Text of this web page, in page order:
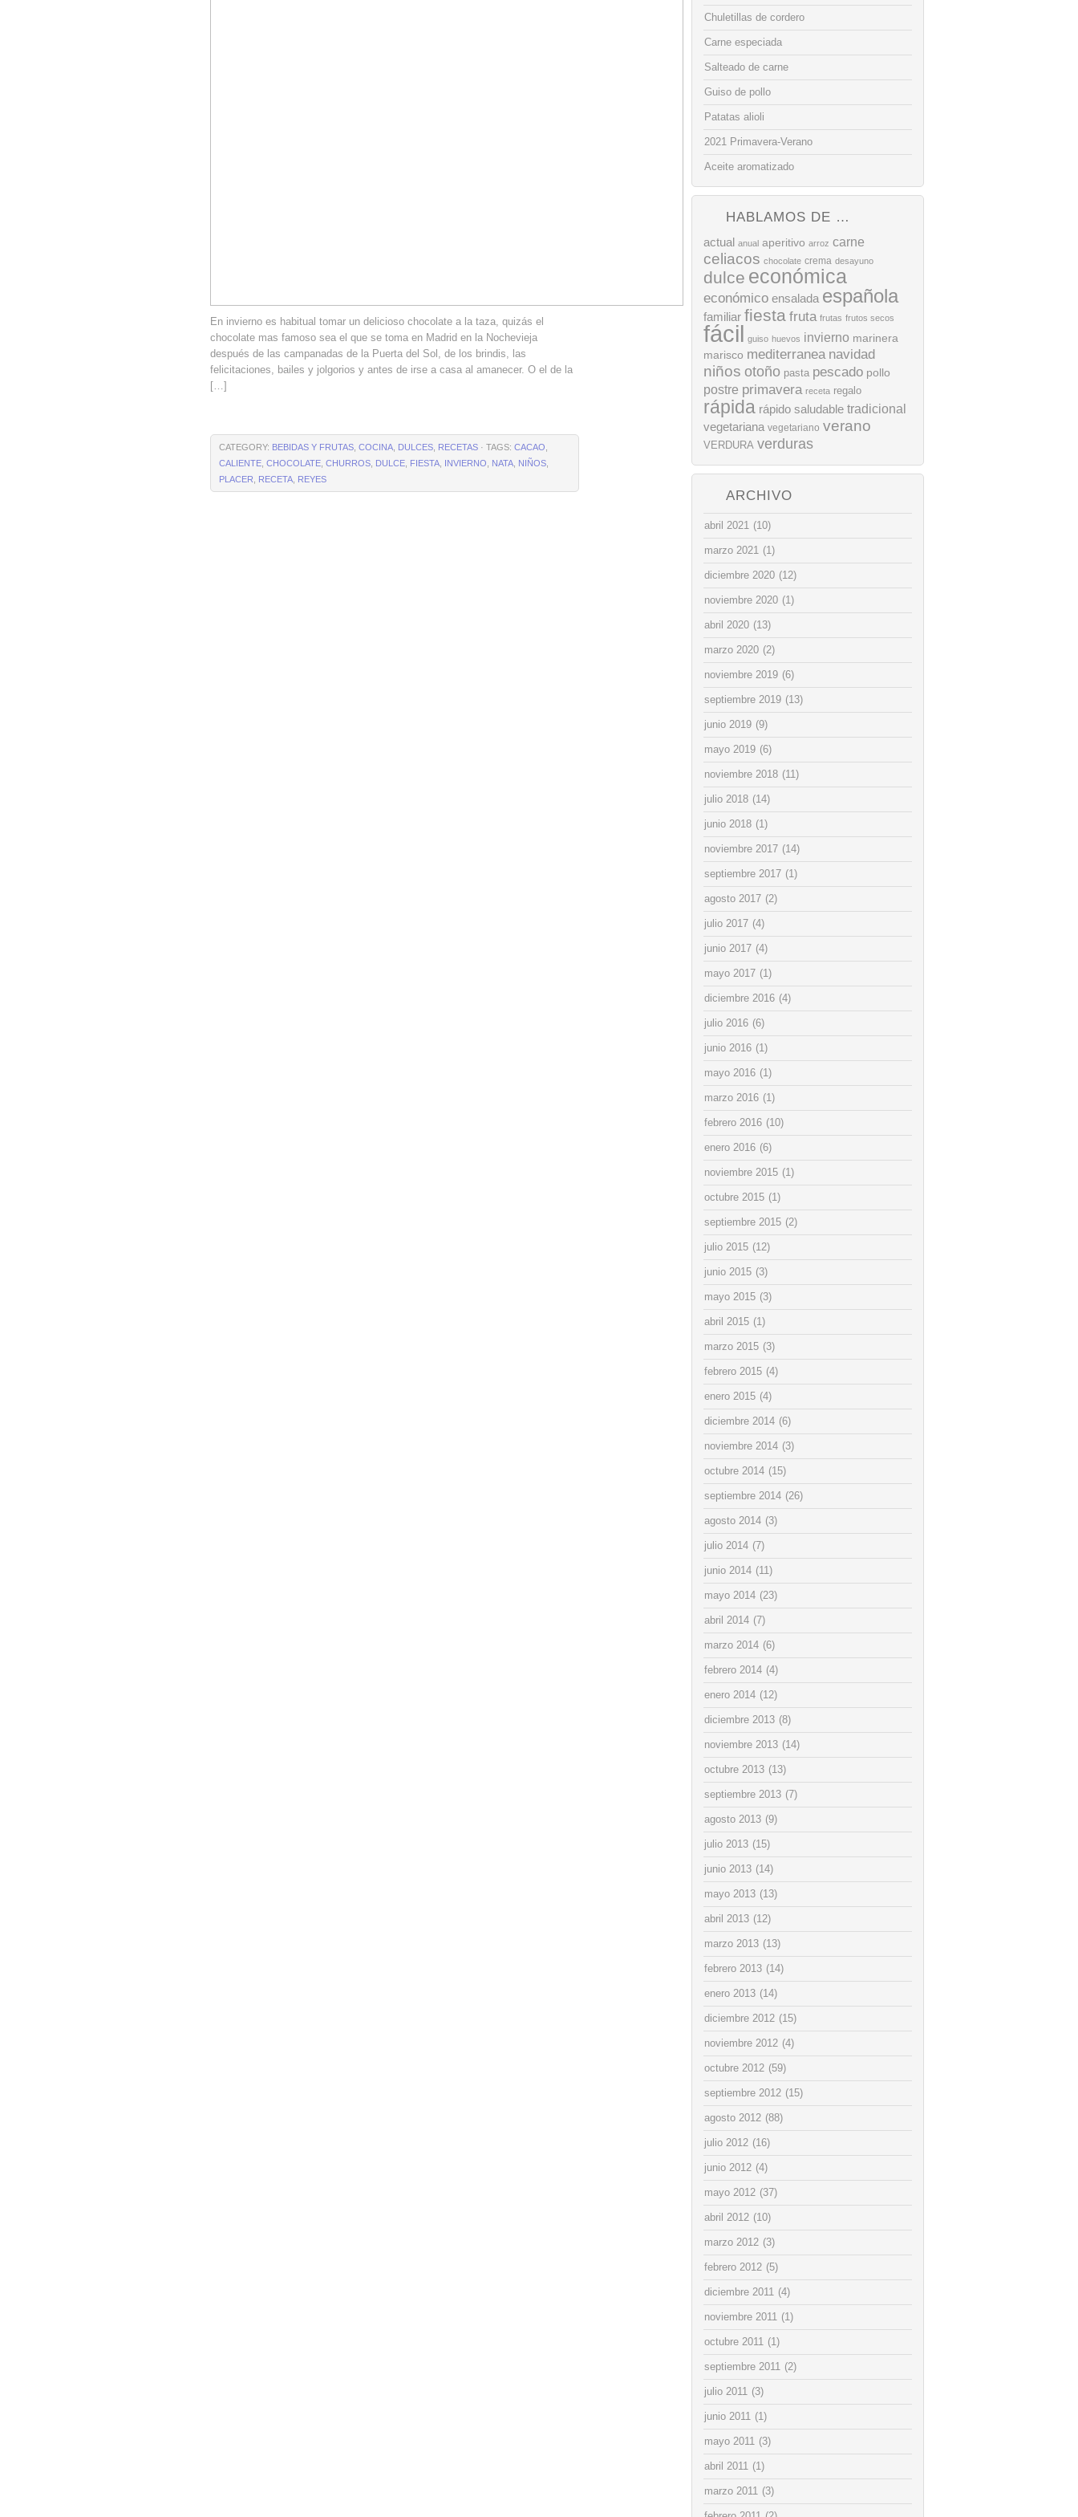
En invierno es habitual tomar un delicioso chocolate a la taza, quizás el
chocolate mas famoso sea el que se toma en Madrid en la Nochevieja
después de las campanadas de la Puerta del Sol, de los brindis, las
felicitaciones, bailes y jolgorios y antes de irse a casa al amanecer. O el de la
[…]
CATEGORY: BEBIDAS Y FRUTAS COCINA DULCES RECETAS · TAGS: CACAO
CALIENTE CHOCOLATE CHURROS DULCE FIESTA INVIERNO NATA NIÑOS
PLACER
RECETA REYES
Chuletillas de cordero
Carne especiada
Salteado de carne
Guiso de pollo
Patatas alioli
2021 Primavera-Verano
Aceite aromatizado
HABLAMOS DE …
actual anual aperitivo arroz carne
celiacos chocolate crema desayuno
dulce económica
económico ensalada española
familiar fiesta fruta frutas frutos secos
fácil guiso huevos invierno marinera
marisco mediterranea navidad
niños otoño pasta pescado pollo
postre primavera receta regalo
rápida rápido saludable tradicional
vegetariana vegetariano verano
VERDURA verduras
ARCHIVO
abril 2021 (10)
marzo 2021 (1)
diciembre 2020 (12)
noviembre 2020 (1)
abril 2020 (13)
marzo 2020 (2)
noviembre 2019 (6)
septiembre 2019 (13)
junio 2019 (9)
mayo 2019 (6)
noviembre 2018 (11)
julio 2018 (14)
junio 2018 (1)
noviembre 2017 (14)
septiembre 2017 (1)
agosto 2017 (2)
julio 2017 (4)
junio 2017 (4)
mayo 2017 (1)
diciembre 2016 (4)
julio 2016 (6)
junio 2016 (1)
mayo 2016 (1)
marzo 2016 (1)
febrero 2016 (10)
enero 2016 (6)
noviembre 2015 (1)
octubre 2015 (1)
septiembre 2015 (2)
julio 2015 (12)
junio 2015 (3)
mayo 2015 (3)
abril 2015 (1)
marzo 2015 (3)
febrero 2015 (4)
enero 2015 (4)
diciembre 2014 (6)
noviembre 2014 (3)
octubre 2014 (15)
septiembre 2014 (26)
agosto 2014 (3)
julio 2014 (7)
junio 2014 (11)
mayo 2014 (23)
abril 2014 (7)
marzo 2014 (6)
febrero 2014 (4)
enero 2014 (12)
diciembre 2013 (8)
noviembre 2013 (14)
octubre 2013 (13)
septiembre 2013 (7)
agosto 2013 (9)
julio 2013 (15)
junio 2013 (14)
mayo 2013 (13)
abril 2013 (12)
marzo 2013 (13)
febrero 2013 (14)
enero 2013 (14)
diciembre 2012 (15)
noviembre 2012 (4)
octubre 2012 (59)
septiembre 2012 (15)
agosto 2012 (88)
julio 2012 (16)
junio 2012 (4)
mayo 2012 (37)
abril 2012 (10)
marzo 2012 (3)
febrero 2012 (5)
diciembre 2011 (4)
noviembre 2011 (1)
octubre 2011 (1)
septiembre 2011 (2)
julio 2011 (3)
junio 2011 (1)
mayo 2011 (3)
abril 2011 (1)
marzo 2011 (3)